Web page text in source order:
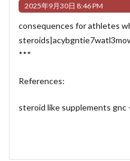
2025年9月30日 8:46 PM
consequences for athletes
***
References:
steroid like supplements gnc